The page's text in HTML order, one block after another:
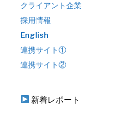
クライアント企業
採用情報
English
連携サイト①
連携サイト②
新着レポート